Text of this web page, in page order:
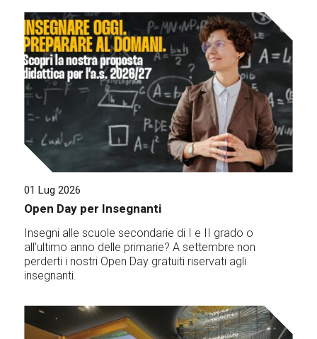
01 Lug 2026
Open Day per Insegnanti
Insegni alle scuole secondarie di I e II grado o
all'ultimo anno delle primarie? A settembre non
perderti i nostri Open Day gratuiti riservati agli
insegnanti.